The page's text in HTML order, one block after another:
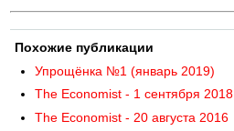
Похожие публикации
Упрощёнка №1 (январь 2019)
The Economist - 1 сентября 2018
The Economist - 20 августа 2016